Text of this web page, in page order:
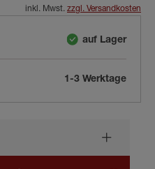
inkl. Mwst. zzgl. Versandkosten
auf Lager
1-3 Werktage